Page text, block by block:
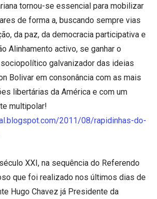
tornou-se essencial para mobilizar
de forma a, buscando sempre vias
da paz, da democracia participativa e
Alinhamento activo, se ganhar o
galvanizador das ideias
Bolivar em consonância com as mais
libertárias da América e com um
multipolar!
2011/08/rapidinhas-do-
XXI, na sequência do Referendo
que foi realizado nos últimos dias de
Hugo Chavez já Presidente da